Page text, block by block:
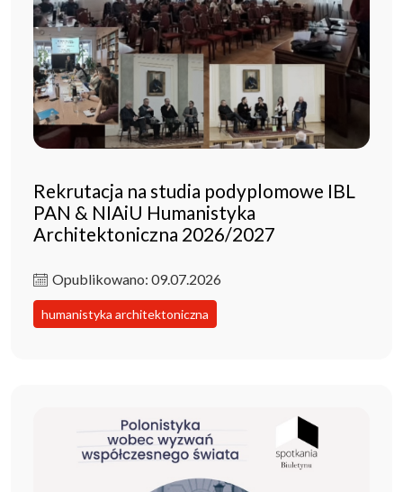
Rekrutacja na studia podyplomowe IBL
PAN & NIAiU Humanistyka
Architektoniczna 2026/2027
Opublikowano: 09.07.2026
humanistyka architektoniczna